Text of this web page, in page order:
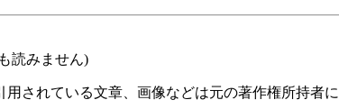
読みません)
されている文章、画像などは元の著作権所持者